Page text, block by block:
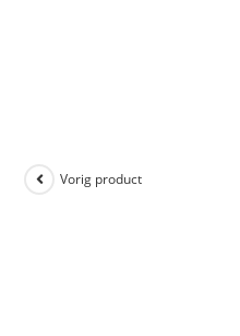
Vorig product